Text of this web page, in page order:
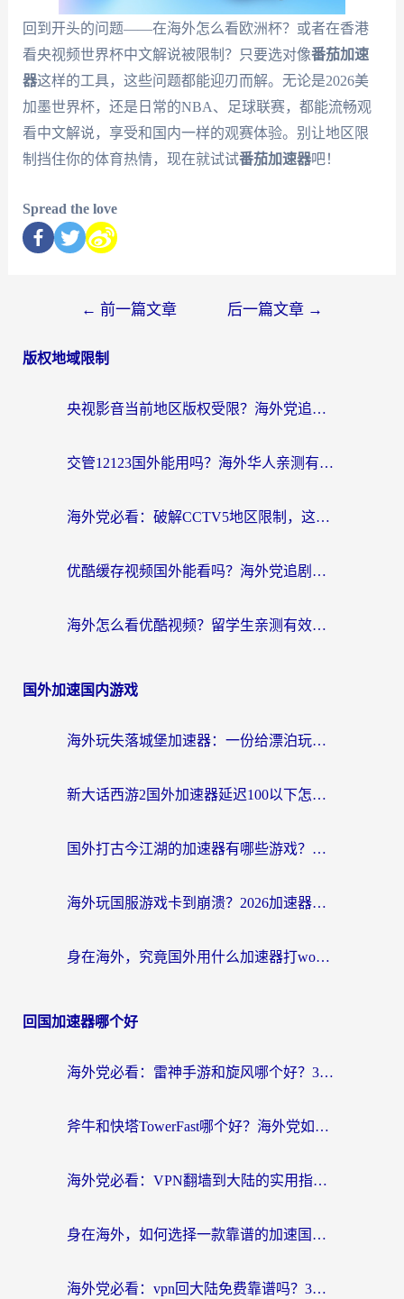
回到开头的问题——在海外怎么看欧洲杯？或者在香港
看央视频世界杯中文解说被限制？只要选对像番茄加速
器这样的工具，这些问题都能迎刃而解。无论是2026美
加墨世界杯，还是日常的NBA、足球联赛，都能流畅观
看中文解说，享受和国内一样的观赛体验。别让地区限
制挡住你的体育热情，现在就试试番茄加速器吧！
Spread the love
← 前一篇文章 后一篇文章 →
版权地域限制
央视影音当前地区版权受限？海外党追剧看片的终极解决方案来了
交管12123国外能用吗？海外华人亲测有效的回国加速器选择指南
海外党必看：破解CCTV5地区限制，这样看欧洲杯奥运直播才够爽！
优酷缓存视频国外能看吗？海外党追剧看片的终极解决方案来了
海外怎么看优酷视频？留学生亲测有效的回国加速器选择指南
国外加速国内游戏
海外玩失落城堡加速器：一份给漂泊玩家的网络自救指南
新大话西游2国外加速器延迟100以下怎么办？海外党实测有效的低延迟指南
国外打古今江湖的加速器有哪些游戏？一个海外玩家的终极选择指南
海外玩国服游戏卡到崩溃？2026加速器免费推荐+实用指南（亲测有效）
身在海外，究竟国外用什么加速器打wow好？
回国加速器哪个好
海外党必看：雷神手游和旋风哪个好？3分钟选对回国加速器，无缝刷国内剧玩游戏
斧牛和快塔TowerFast哪个好？海外党如何选对回国加速器
海外党必看：VPN翻墙到大陆的实用指南——从看CCTV5到选加速器，一篇全搞定
身在海外，如何选择一款靠谱的加速国内网络的加速器？
海外党必看：vpn回大陆免费靠谱吗？3步选对加速器实现无缝刷国内资源